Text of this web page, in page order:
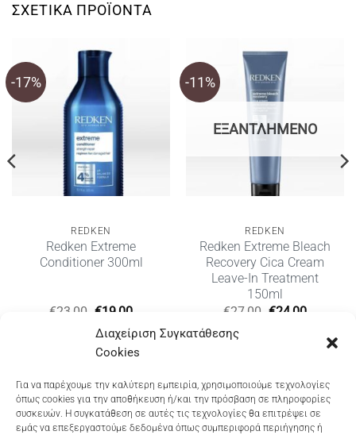
Διαχείριση Συγκατάθεσης
Cookies
Για να παρέχουμε την καλύτερη εμπειρία, χρησιμοποιούμε τεχνολογίες
όπως cookies για την αποθήκευση ή/και την πρόσβαση σε πληροφορίες
συσκευών. Η συγκατάθεση σε αυτές τις τεχνολογίες θα επιτρέψει σε
εμάς να επεξεργαστούμε δεδομένα όπως συμπεριφορά περιήγησης ή
ΣΧΕΤΙΚΆ ΠΡΟΪΌΝΤΑ
-17%
REDKEN
Redken Extreme
Conditioner 300ml
€23,00 Original
was:
€23,00.
€19,00Η
τιμή
είναι:
€19,00.
-11%
ΕΞΑΝΤΛΗΜΈΝΟ
REDKEN
Redken Extreme Bleach
Recovery Cica Cream
Leave-In Treatment
150ml
€27,00 Original
€24,00Η
τιμή
είναι:
Dioni Hair Care, Ζυμβρακάκηδων 33, τηλ 28210
91906